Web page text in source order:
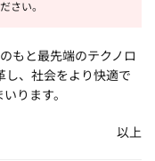
さい。
もと最先端のテクノロ
し、社会をより快適で
ります。
以上